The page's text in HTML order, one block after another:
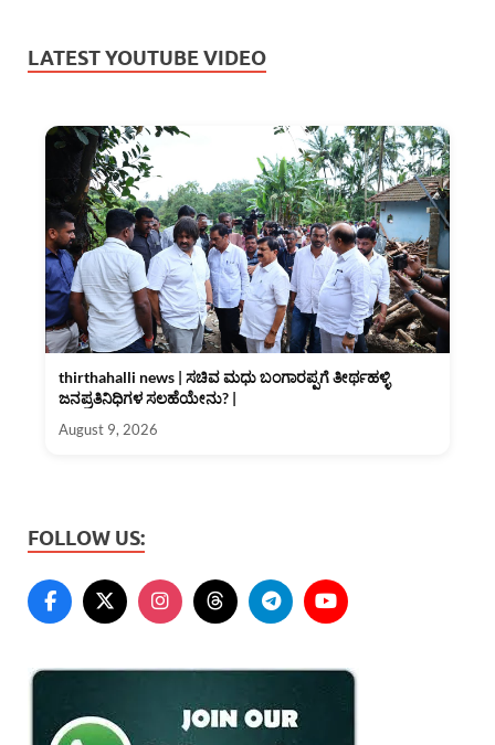
LATEST YOUTUBE VIDEO
thirthahalli news | ಸಚಿವ ಮಧು ಬಂಗಾರಪ್ಪಗೆ ತೀರ್ಥಹಳ್ಳಿ
ಜನಪ್ರತಿನಿಧಿಗಳ ಸಲಹೆಯೇನು? |
August 9, 2026
FOLLOW US: